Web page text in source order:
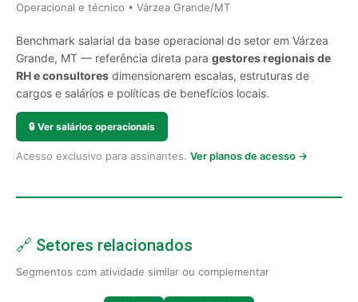
Operacional e técnico • Várzea Grande/MT
Benchmark salarial da base operacional do setor em Várzea
Grande, MT — referência direta para gestores regionais de
RH e consultores dimensionarem escalas, estruturas de
cargos e salários e políticas de benefícios locais.
🔒 Ver salários operacionais
Acesso exclusivo para assinantes. Ver planos de acesso →
🔗 Setores relacionados
Segmentos com atividade similar ou complementar